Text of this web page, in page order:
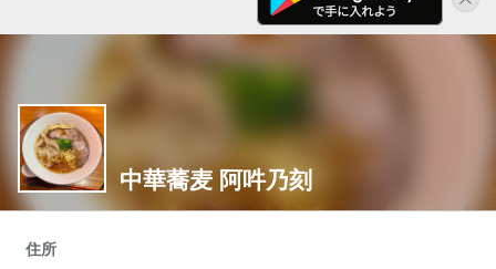
中華蕎麦 阿吽乃刻
住所